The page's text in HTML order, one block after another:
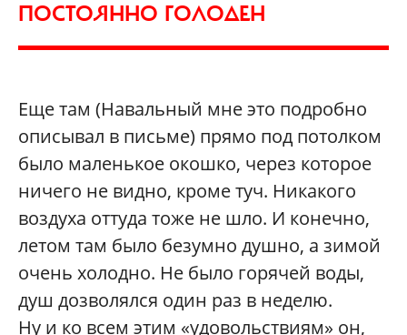
ПОСТОЯННО ГОЛОДЕН
Еще там (Навальный мне это подробно
описывал в письме) прямо под потолком
было маленькое окошко, через которое
ничего не видно, кроме туч. Никакого
воздуха оттуда тоже не шло. И конечно,
летом там было безумно душно, а зимой
очень холодно. Не было горячей воды,
душ дозволялся один раз в неделю.
Ну и ко всем этим «удовольствиям» он,